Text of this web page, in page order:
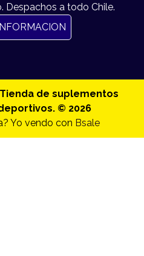
Despachos a todo Chile.
de suplementos
© 2026
Yo vendo con Bsale